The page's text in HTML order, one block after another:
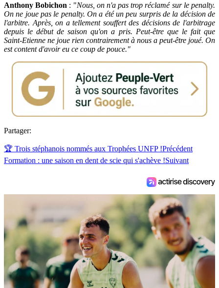
Anthony Bobichon : "Nous, on n'a pas trop réclamé sur le penalty.
On ne joue pas le penalty. On a été un peu surpris de la décision de
l'arbitre. Après, on a tellement souffert des décisions de l'arbitrage
depuis le début de saison qu'on a pris. Peut-être que le fait que
Saint-Etienne ne joue rien contrairement à nous a peut-être joué. On
est content d'avoir eu ce coup de pouce."
Partager:
🏆 Trois stéphanois nommés aux Trophées UNFP !Précédent
Formation : une saison en dent de scie qui s'achève !Suivant